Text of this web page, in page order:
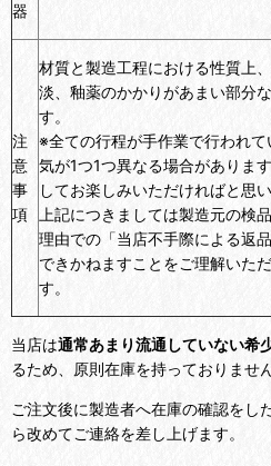
器
注
意
事
項
材質と製造工程における性質上
淡、釉薬のかかりがあまい部分
す。
※全ての行程が手作業で行われ
気が1つ1つ異なる場合がありま
してお楽しみいただければと思い
上記につきましては製造元の検
理由での「当店不手際による返
できかねますことをご理解いた
す。
当店は通常あまり流通していない希
るため、原則在庫を持っておりませ
ご注文後に製造者へ在庫の確認をし
ら改めてご連絡を差し上げます。